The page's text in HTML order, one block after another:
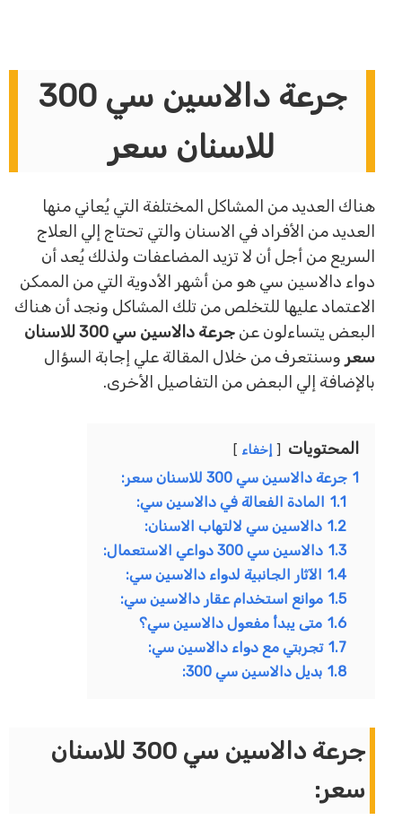
جرعة دالاسين سي 300
للاسنان سعر
هناك العديد من المشاكل المختلفة التي يُعاني منها
العديد من الأفراد في الاسنان والتي تحتاج إلي العلاج
السريع من أجل أن لا تزيد المضاعفات ولذلك يُعد أن
دواء دالاسين سي هو من أشهر الأدوية التي من الممكن
الاعتماد عليها للتخلص من تلك المشاكل ونجد أن هناك
البعض يتساءلون عن
جرعة دالاسين سي 300 للاسنان
سعروسنتعرف من خلال المقالة علي إجابة السؤال
بالإضافة إلي البعض من التفاصيل الأخرى.
المحتويات إخفاء
جرعة دالاسين سي 300 للاسنان سعر:
المادة الفعالة في دالاسين سي:
1.2 دالاسين سي لالتهاب الاسنان:
1.3 دالاسين سي 300 دواعي الاستعمال:
1.4 الآثار الجانبية لدواء دالاسين سي:
1.5 موانع استخدام عقار دالاسين سي:
1.6 متى يبدأ مفعول دالاسين سي؟
تجربتي مع دواء دالاسين سي:
1.8 بديل دالاسين سي 300:
جرعة دالاسين سي 300 للاسنان
سعر: